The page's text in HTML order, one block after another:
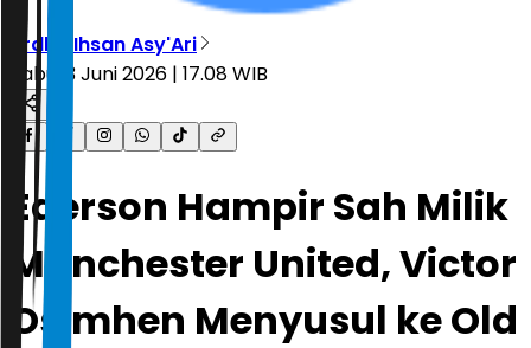
Ardha Ihsan Asy'Ari
Rabu, 3 Juni 2026 | 17.08 WIB
Ederson Hampir Sah Milik
Manchester United, Victor
Osimhen Menyusul ke Old